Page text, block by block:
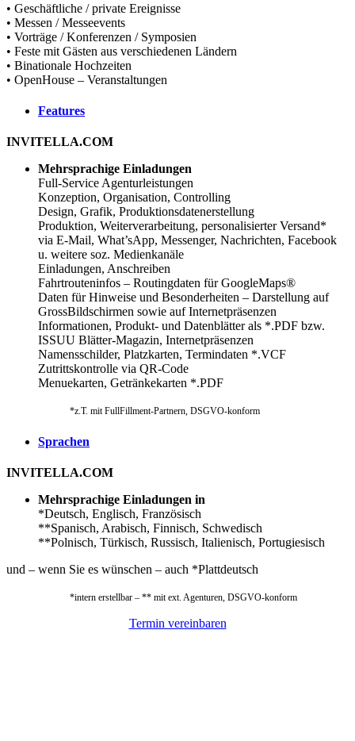
• Geschäftliche / private Ereignisse
• Messen / Messeevents
• Vorträge / Konferenzen / Symposien
• Feste mit Gästen aus verschiedenen Ländern
• Binationale Hochzeiten
• OpenHouse – Veranstaltungen
Features
INVITELLA.COM
Mehrsprachige Einladungen
Full-Service Agenturleistungen
Konzeption, Organisation, Controlling
Design, Grafik, Produktionsdatenerstellung
Produktion, Weiterverarbeitung, personalisierter Versand*
via E-Mail, What’sApp, Messenger, Nachrichten, Facebook
u. weitere soz. Medienkanäle
Einladungen, Anschreiben
Fahrtrouteninfos – Routingdaten für GoogleMaps®
Daten für Hinweise und Besonderheiten – Darstellung auf
GrossBildschirmen sowie auf Internetpräsenzen
Informationen, Produkt- und Datenblätter als *.PDF bzw.
ISSUU Blätter-Magazin, Internetpräsenzen
Namensschilder, Platzkarten, Termindaten *.VCF
Zutrittskontrolle via QR-Code
Menuekarten, Getränkekarten *.PDF
*z.T. mit FullFillment-Partnern, DSGVO-konform
Sprachen
INVITELLA.COM
Mehrsprachige Einladungen in
*Deutsch, Englisch, Französisch
**Spanisch, Arabisch, Finnisch, Schwedisch
**Polnisch, Türkisch, Russisch, Italienisch, Portugiesisch
und – wenn Sie es wünschen – auch *Plattdeutsch
*intern erstellbar – ** mit ext. Agenturen, DSGVO-konform
Termin vereinbaren